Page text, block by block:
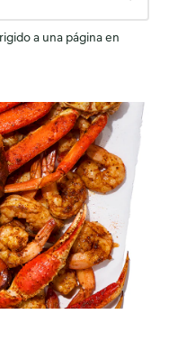
a una página en